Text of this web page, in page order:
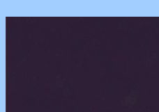
Перейти